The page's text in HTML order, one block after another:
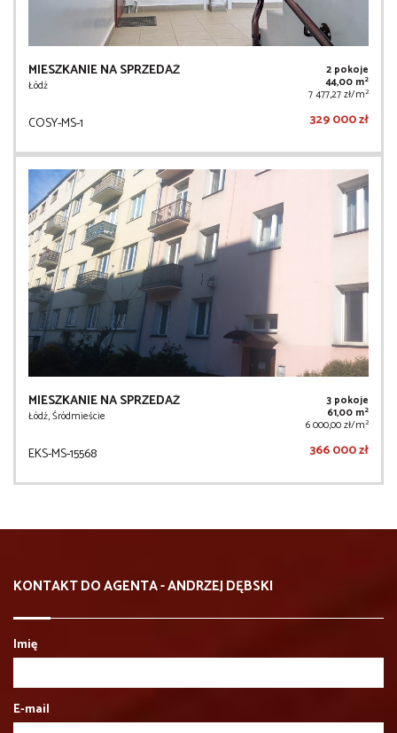
MIESZKANIE NA SPRZEDAŻ
Łódź
2 pokoje
44,00 m2
7 477,27 zł/m2
COSY-MS-1 329 000 zł
MIESZKANIE NA SPRZEDAŻ
Łódź, Śródmieście
3 pokoje
61,00 m2
6 000,00 zł/m2
EKS-MS-15568 366 000 zł
KONTAKT DO AGENTA - ANDRZEJ DĘBSKI
Imię
E-mail